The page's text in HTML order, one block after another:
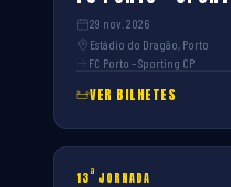
29 nov. 2026
Estádio do Dragão, Porto
FC Porto – Sporting CP
VER BILHETES
13ª JORNADA